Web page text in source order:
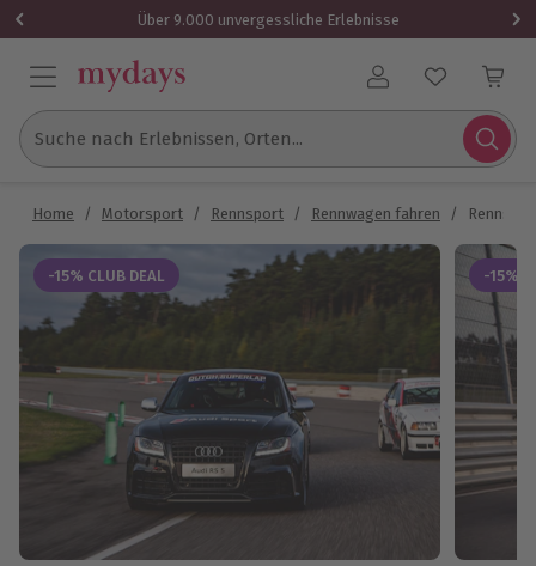
Über 9.000 unvergessliche Erlebnisse
Benutzerkonto
Suche nach Erlebnissen, Orten...
Home / Motorsport / Rennsport / Rennwagen fahren /
-15% CLUB DEAL -15%